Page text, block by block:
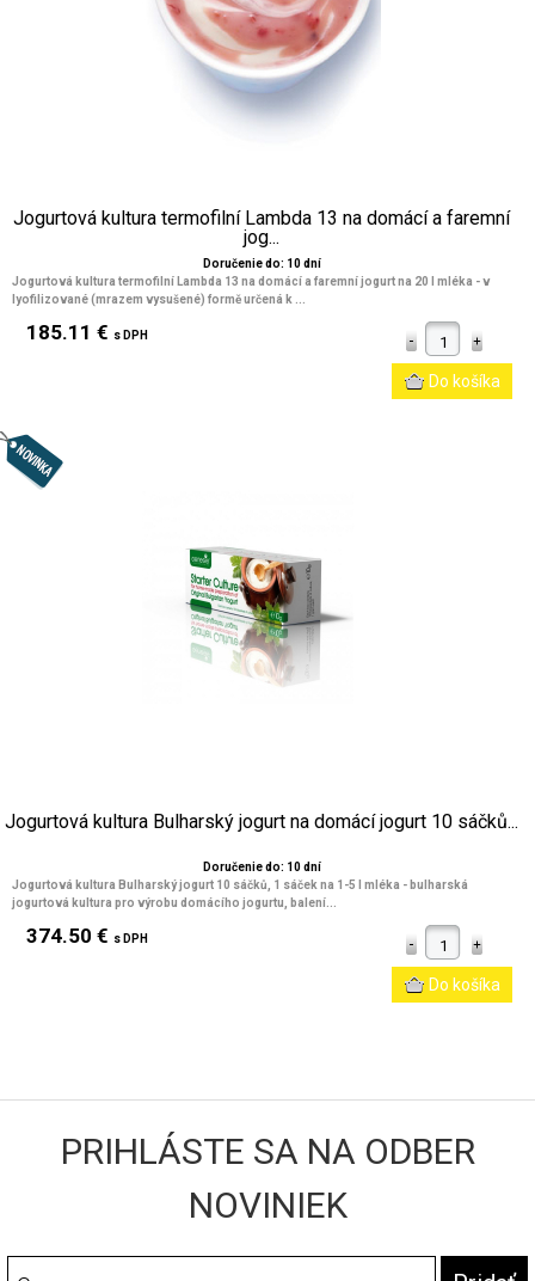
Jogurtová kultura termofilní Lambda 13 na domácí a faremní
jog...
Doručenie do: 10 dní
Jogurtová kultura termofilní Lambda 13 na domácí a faremní jogurt na 20 l mléka - v
lyofilizované (mrazem vysušené) formě určená k ...
185.11 € s DPH
Jogurtová kultura Bulharský jogurt na domácí jogurt 10 sáčků...
Doručenie do: 10 dní
Jogurtová kultura Bulharský jogurt 10 sáčků, 1 sáček na 1-5 l mléka - bulharská
jogurtová kultura pro výrobu domácího jogurtu,
balení...
374.50 € s DPH
PRIHLÁSTE SA NA ODBER
NOVINIEK